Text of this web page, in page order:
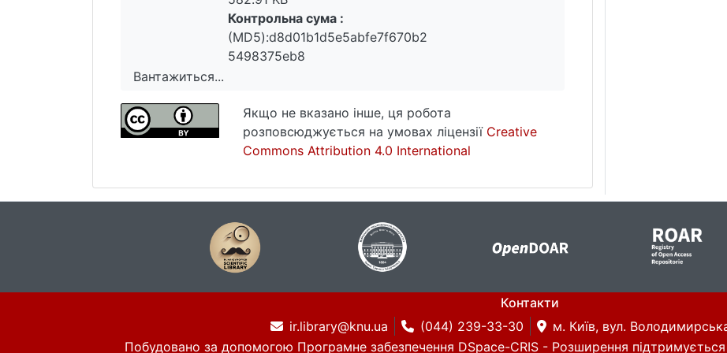
Вантажиться...
Вантажиться...
Контрольна сума :
(MD5):d8d01b1d5e5abfe7f670b2
5498375eb8
Якщо не вказано інше, ця робота
розповсюджується на умовах ліцензії Creative
Commons Attribution 4.0 International
Контакти
ir.library@knu.ua
(044) 239-33-30
м. Київ, вул.
Побудовано за допомогою Програмне забезпечення DSpace-CRIS - Розширення підтримується